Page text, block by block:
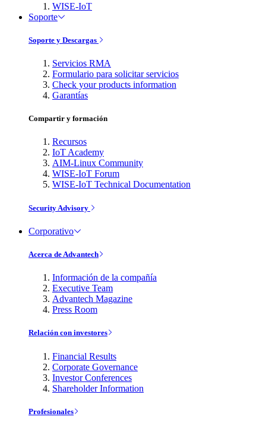
WISE-IoT
Soporte
Soporte y Descargas
Servicios RMA
Formulario para solicitar servicios
Check your products information
Garantías
Compartir y formación
Recursos
IoT Academy
AIM-Linux Community
WISE-IoT Forum
WISE-IoT Technical Documentation
Security Advisory
Corporativo
Acerca de Advantech
Información de la compañía
Executive Team
Advantech Magazine
Press Room
Relación con investores
Financial Results
Corporate Governance
Investor Conferences
Shareholder Information
Profesionales